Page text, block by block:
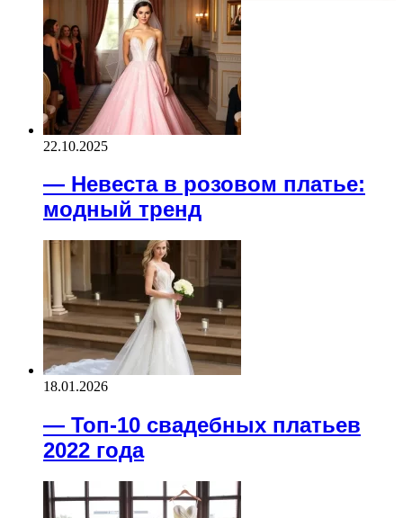
22.10.2025
— Невеста в розовом платье:
модный тренд
18.01.2026
— Топ-10 свадебных платьев
2022 года